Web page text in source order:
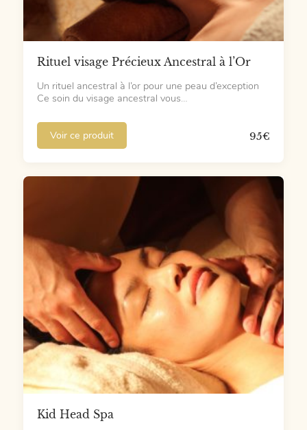
Rituel visage Précieux Ancestral à l’Or
Un rituel ancestral à l’or pour une peau d’exception
Ce soin du visage ancestral vous…
Voir ce produit 95€
Kid Head Spa